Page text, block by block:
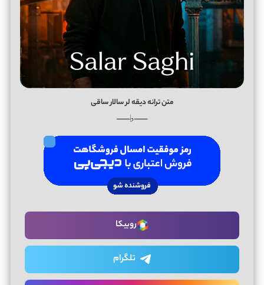
متن ترانه دیقه لر سالار ساقی
──♭──
روبیکا
تلگرام